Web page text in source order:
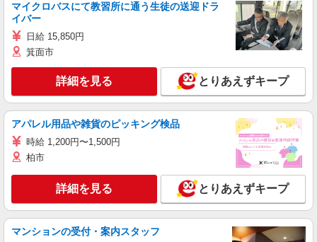
マイクロバスにて教習所に通う生徒の送迎ドラ
イバー
日給 15,850円
箕面市
詳細を見る とりあえずキープ
アパレル用品や雑貨のピッキング検品
時給 1,200円〜1,500円
柏市
詳細を見る とりあえずキープ
マンションの受付・案内スタッフ